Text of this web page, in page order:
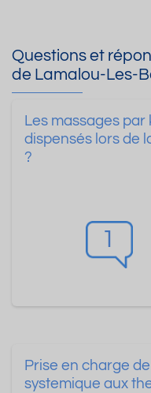
Questions et
de Lamalou-Les-
1
Les massages
dispensés lors de
?
Prise en charge
systemique aux